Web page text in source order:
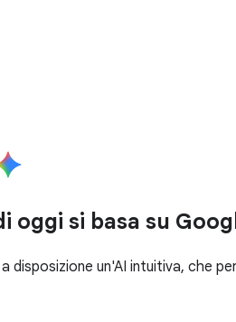
oggi si basa su
disposizione un'AI intuitiva, che